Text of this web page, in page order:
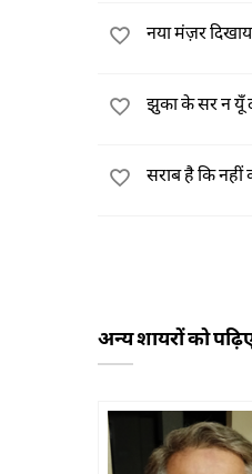
नया मंज़र
झुका के सर न यूँ
सराब है कि नहीं
अन्य शायरों को